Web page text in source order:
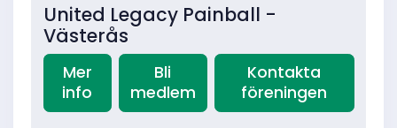
United Legacy Painball -
Västerås
Mer
info
Bli
medlem
Kontakta
föreningen